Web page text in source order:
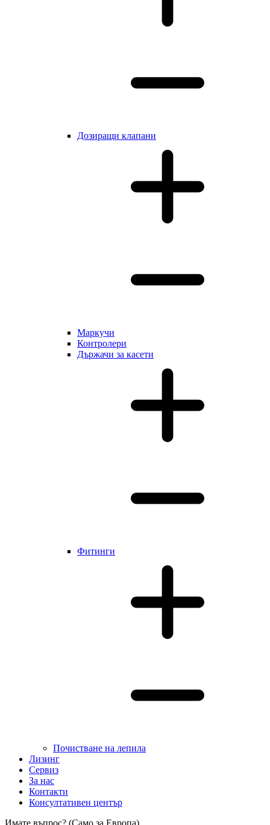
Дозиращи клапани
Маркучи
Контролери
Държачи за касети
Фитинги
Почистване на лепила
Лизинг
Сервиз
За нас
Контакти
Консултативен център
Имате въпрос? (Само за Европа)